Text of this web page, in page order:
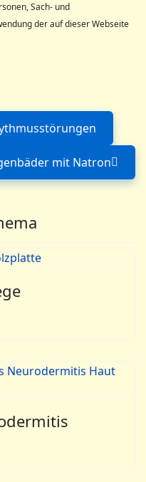
Sach- und
der auf dieser Webseite
Beitrag: Mit
Nächster
mit Natron